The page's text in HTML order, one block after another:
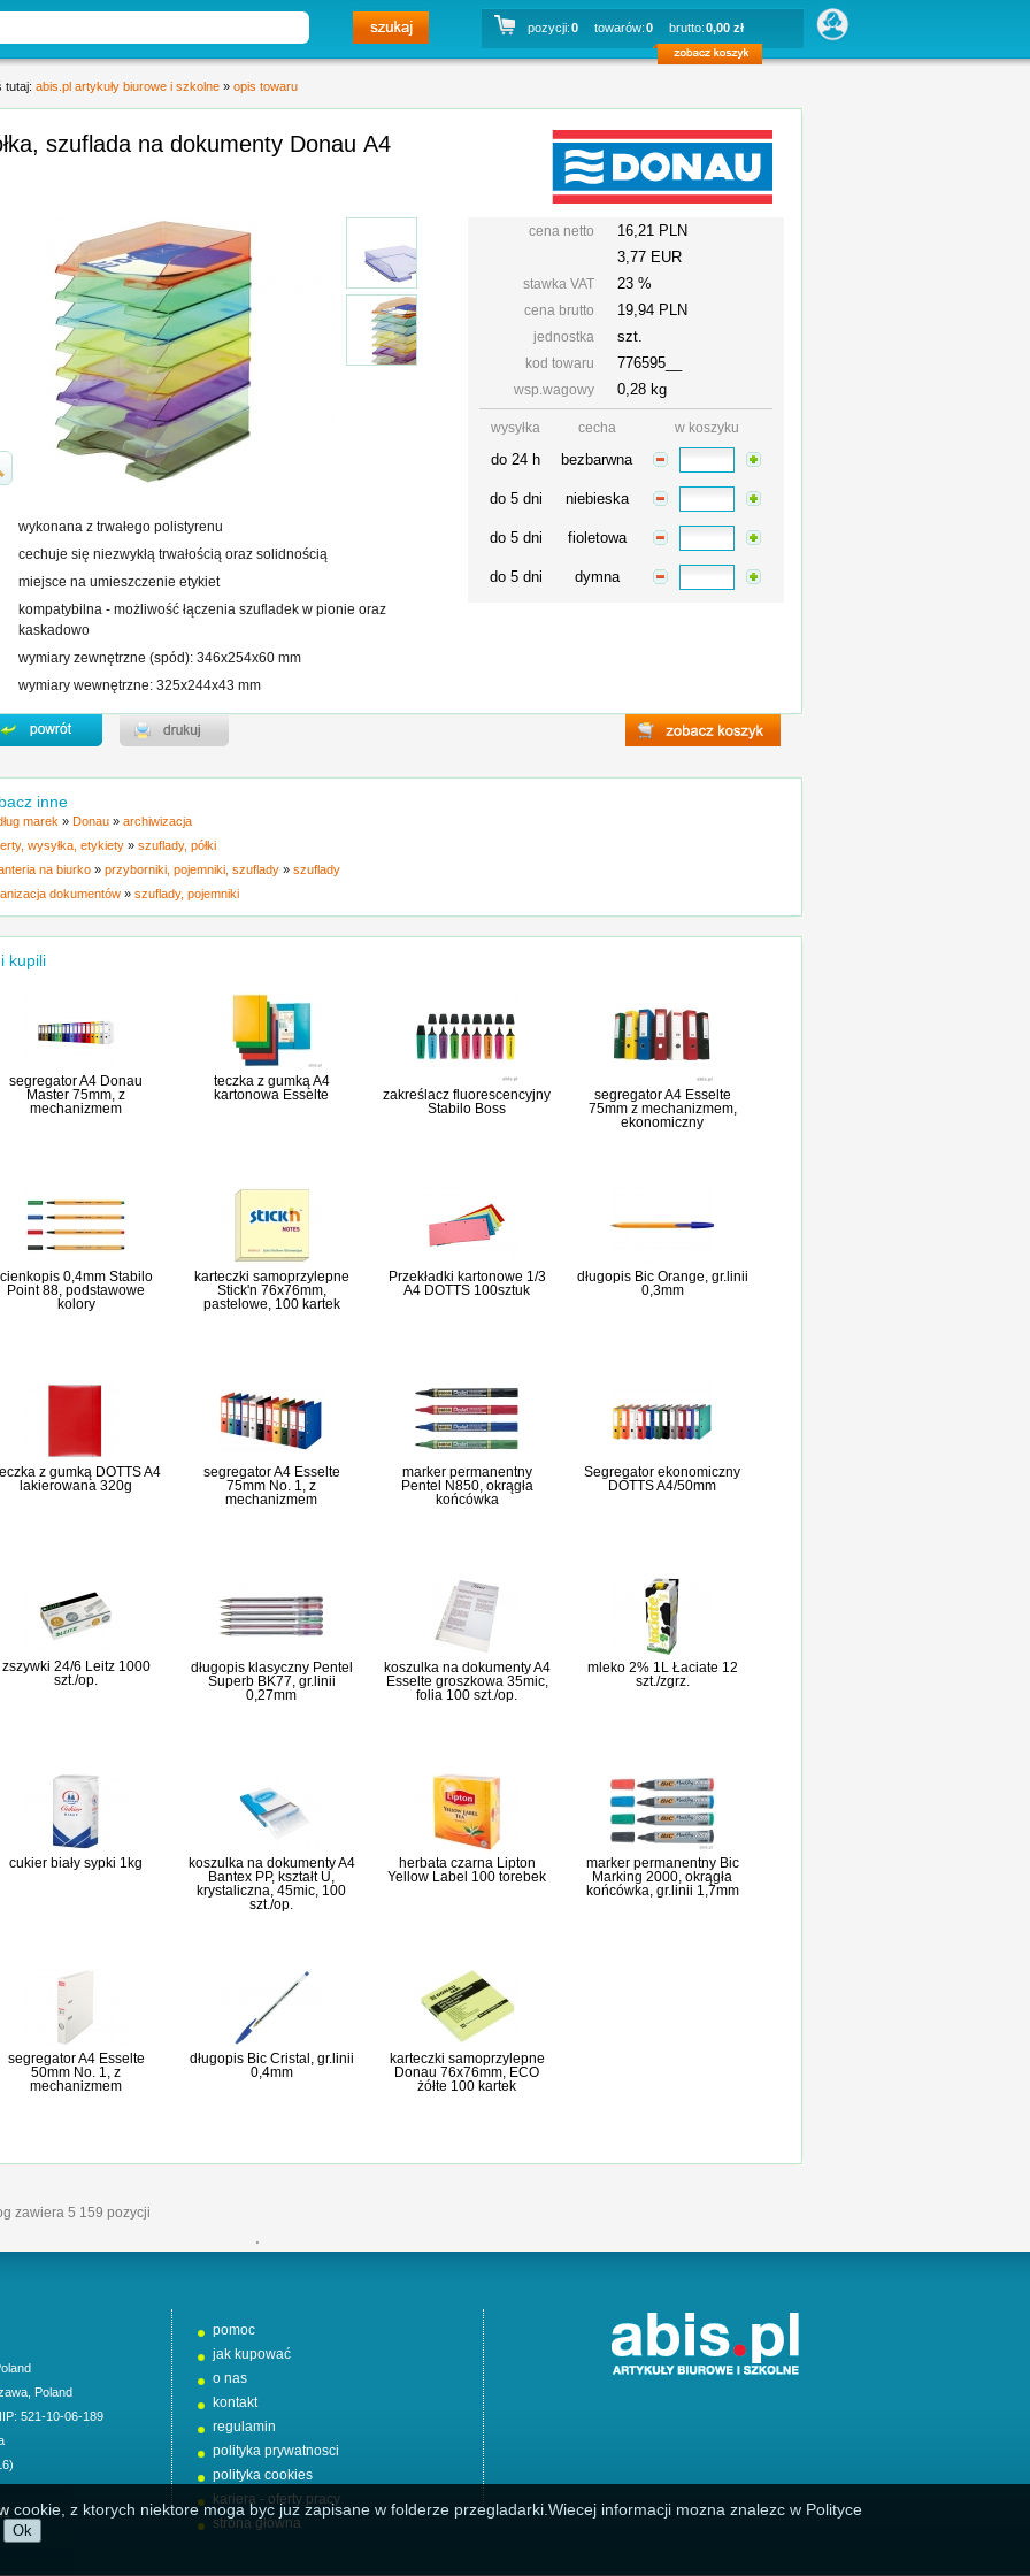
pozycji:0 towarów:0 brutto:0,00 zł
tutaj: abis.pl artykuły biurowe i szkolne » opis towaru
szuflada na dokumenty Donau A4
cena netto
16,21 PLN
3,77 EUR
stawka VAT 23 %
cena brutto 19,94 PLN
jednostka szt.
kod towaru 776595__
wsp.wagowy 0,28 kg
wysyłka cecha w koszyku
do 24 h bezbarwna
do 5 dni niebieska
do 5 dni fioletowa
do 5 dni dymna
wykonana z trwałego polistyrenu
cechuje się niezwykłą trwałością oraz solidnością
miejsce na umieszczenie etykiet
kompatybilna - możliwość łączenia szufladek w pionie oraz
kaskadowo
wymiary zewnętrzne (spód): 346x254x60 mm
wymiary wewnętrzne: 325x244x43 mm
inne
marek » Donau » archiwizacja
wysyłka, etykiety » szuflady, półki
na biurko » przyborniki, pojemniki, szuflady » szuflady
dokumentów » szuflady, pojemniki
kupili
segregator A4 Donau
Master 75mm, z
mechanizmem
teczka z gumką A4
kartonowa Esselte
zakreślacz fluorescencyjny
Stabilo Boss
segregator A4 Esselte
75mm z mechanizmem,
ekonomiczny
cienkopis 0,4mm Stabilo
Point 88, podstawowe
kolory
karteczki samoprzylepne
Stick'n 76x76mm,
pastelowe, 100 kartek
Przekładki kartonowe 1/3
A4 DOTTS 100sztuk
długopis Bic Orange, gr.linii
0,3mm
z gumką DOTTS A4
lakierowana 320g
segregator A4 Esselte
75mm No. 1, z
mechanizmem
marker permanentny
Pentel N850, okrągła
końcówka
Segregator ekonomiczny
DOTTS A4/50mm
zszywki 24/6 Leitz 1000
szt./op.
długopis klasyczny Pentel
Superb BK77, gr.linii
0,27mm
koszulka na dokumenty A4
Esselte groszkowa 35mic,
folia 100 szt./op.
mleko 2% 1L Łaciate 12
szt./zgrz.
cukier biały sypki 1kg
koszulka na dokumenty A4
Bantex PP, kształt U,
krystaliczna, 45mic, 100
szt./op.
herbata czarna Lipton
Yellow Label 100 torebek
marker permanentny Bic
Marking 2000, okrągła
końcówka, gr.linii 1,7mm
segregator A4 Esselte
50mm No. 1, z
mechanizmem
długopis Bic Cristal, gr.linii
0,4mm
karteczki samoprzylepne
Donau 76x76mm, ECO
żółte 100 kartek
zawiera 5 159 pozycji
'
Poland
521-10-06-189
pomoc
jak kupować
o nas
kontakt
regulamin
polityka prywatnosci
polityka cookies
kariera - oferty pracy
strona główna
cookie, z ktorych niektore moga byc juz zapisane w folderze przegladarki.Wiecej informacji mozna znalezc w Polityce